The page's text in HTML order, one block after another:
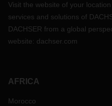
Visit the website of your
services and solutions of
DACHSER from a global
website: dachser.com
AFRICA
Morocco